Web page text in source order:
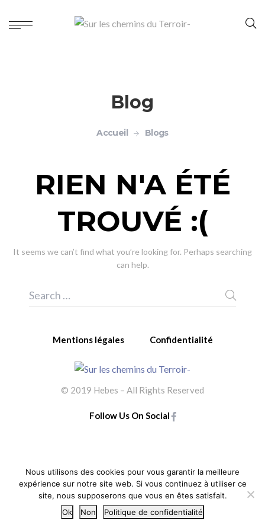
Blog
Accueil Blogs
RIEN N'A ÉTÉ
TROUVÉ :(
It seems we can’t find what you’re looking for. Perhaps searching
can help.
Mentions légales Confidentialité
© 2019 Hebes – All Rights Reserved
Follow Us On Social
Nous utilisons des cookies pour vous garantir la meilleure
expérience sur notre site web. Si vous continuez à utiliser ce
site, nous supposerons que vous en êtes satisfait.
Ok
Non Politique de confidentialité